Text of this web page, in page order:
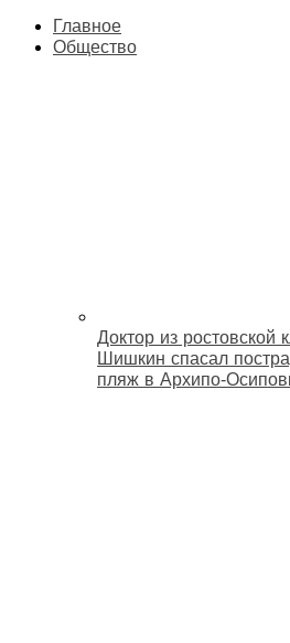
Главное
Общество
Доктор из ростовской
Шишкин спасал
пляж в